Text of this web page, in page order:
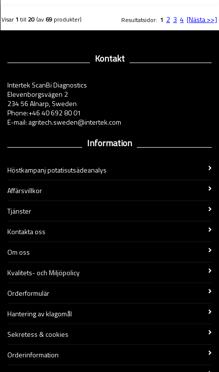
Visar1 till 20 (av 69 produkter) Resultatsidor: 1 2 3 4 [Nästa >>]
Kontakt
Intertek ScanBi Diagnostics
Elevenborgsvägen 2
234 56 Alnarp, Sweden
Phone:+46 40 692 80 01
E-mail: agritech.sweden@intertek.com
Information
Höstkampanj potatisutsädeanalys
Affärsvillkor
Tjänster
Kontakta oss
Om oss
Kvalitets- och Miljöpolicy
Orderformulär
Hantering av klagomål
Sekretess & cookies
Orderinformation